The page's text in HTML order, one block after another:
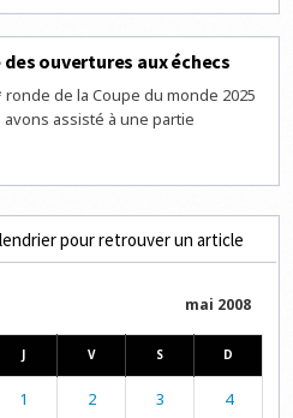
ouvertures aux échecs
ronde de la Coupe du monde 2025
avons assisté à une partie
pour retrouver un article
mai 2008
J V S D
1 2 3 4